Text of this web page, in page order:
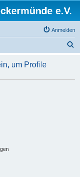
e.V.
Anmelden
h
um Profile